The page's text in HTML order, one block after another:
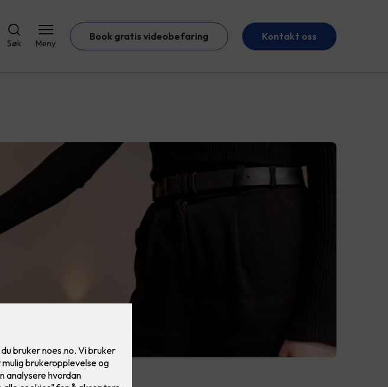
Søk Meny
Book gratis videobefaring Kontakt oss